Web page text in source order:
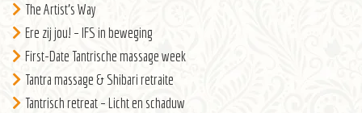
The Artist’s Way
Ere zij jou! – IFS in beweging
First-Date Tantrische massage week
Tantra massage & Shibari retraite
Tantrisch retreat – Licht en schaduw